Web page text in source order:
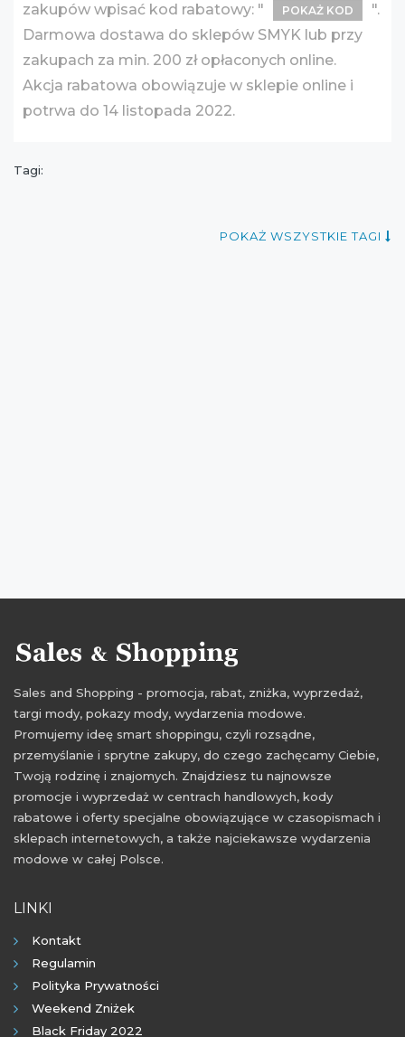
zakupów wpisać kod rabatowy: "
POKAŻ KOD
".
Darmowa dostawa do sklepów SMYK lub przy
zakupach za min. 200 zł opłaconych online.
Akcja rabatowa obowiązuje w sklepie online i
potrwa do 14 listopada 2022.
Tagi:
POKAŻ WSZYSTKIE TAGI
Sales and Shopping - promocja, rabat, zniżka, wyprzedaż,
targi mody, pokazy mody, wydarzenia modowe.
Promujemy ideę smart shoppingu, czyli rozsądne,
przemyślanie i sprytne zakupy, do czego zachęcamy Ciebie,
Twoją rodzinę i znajomych. Znajdziesz tu najnowsze
promocje i wyprzedaż w centrach handlowych, kody
rabatowe i oferty specjalne obowiązujące w czasopismach i
sklepach internetowych, a także najciekawsze wydarzenia
modowe w całej Polsce.
LINKI
Kontakt
Regulamin
Polityka Prywatności
Weekend Zniżek
Black Friday 2022